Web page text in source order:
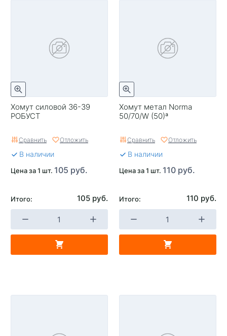
Хомут силовой 36-39
РОБУСТ
Сравнить Отложить
В наличии
Цена за 1 шт. 105 руб.
Итого: 105 руб.
Хомут метал Norma
50/70/W (50)ª
Сравнить Отложить
В наличии
Цена за 1 шт. 110 руб.
Итого: 110 руб.